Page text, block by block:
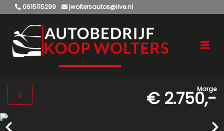
0615115299 jwoltersautos@live.nl
Marge
€ 2.750,-